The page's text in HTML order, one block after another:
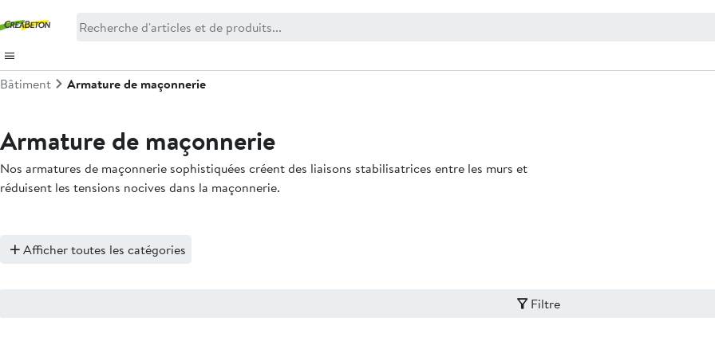
Bâtiment Armature de maçonnerie
Armature de maçonnerie
Nos armatures de maçonnerie sophistiquées créent des liaisons stabilisatrices entre les murs et
réduisent les tensions nocives dans la maçonnerie.
Afficher toutes les catégories
Filtre